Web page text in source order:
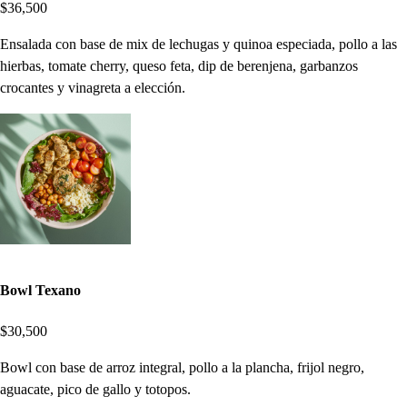
$36,500
Ensalada con base de mix de lechugas y quinoa especiada, pollo a las
hierbas, tomate cherry, queso feta, dip de berenjena, garbanzos
crocantes y vinagreta a elección.
Bowl Texano
$30,500
Bowl con base de arroz integral, pollo a la plancha, frijol negro,
aguacate, pico de gallo y totopos.